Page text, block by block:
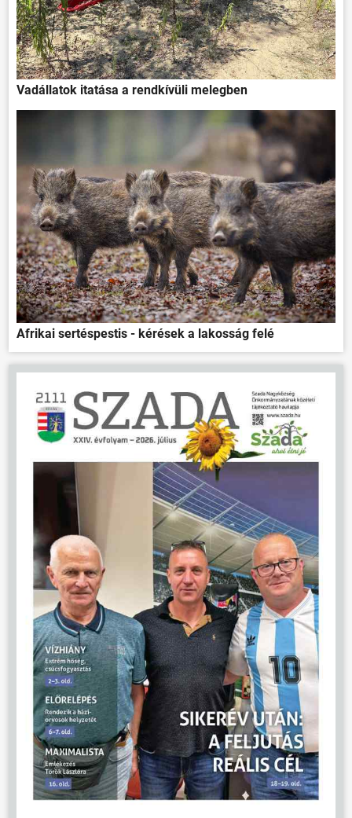
Vadállatok itatása a rendkívüli melegben
Afrikai sertéspestis - kérések a lakosság felé